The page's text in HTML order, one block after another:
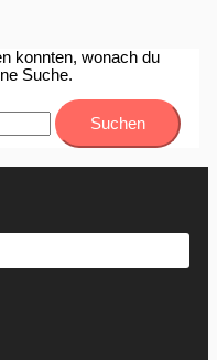
konnten, wonach du
Suche.